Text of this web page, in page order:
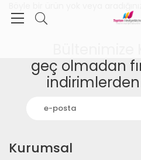
geç olmadan
Kurumsal